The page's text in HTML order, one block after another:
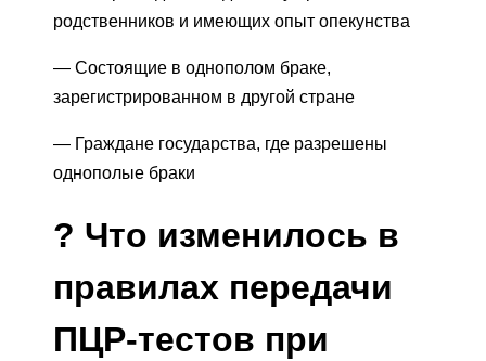
родственников и имеющих опыт опекунства
— Состоящие в однополом браке,
зарегистрированном в другой стране
— Граждане государства, где разрешены
однополые браки
? Что изменилось в
правилах передачи
ПЦР-тестов при